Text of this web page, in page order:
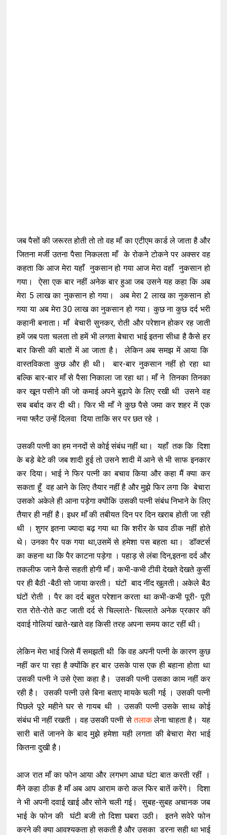
जब पैसों की जरूरत होती तो तो वह माँ का एटीएम कार्ड ले जाता है और
जितना मर्जी उतना पैसा निकलता माँ के रोकने टोकने पर अक्सर वह
कहता कि आज मेरा यहाँ नुकसान हो गया आज मेरा वहाँ नुकसान हो
गया। ऐसा एक बार नहीं अनेक बार हुआ जब उसने यह कहा कि अब
मेरा 5 लाख का नुकसान हो गया। अब मेरा 2 लाख का नुकसान हो
गया या अब मेरा 30 लाख का नुकसान हो गया। कुछ ना कुछ दर्द भरी
कहानी बनाता। माँ बेचारी सुनकर, रोती और परेशान होकर रह जाती
हमें जब पता चलता तो हमें भी लगता बेचारा भाई इतना सीधा है कैसे हर
बार किसी की बातों में आ जाता है। लेकिन अब समझ में आया कि
वास्तविकता कुछ और ही थी। बार-बार नुकसान नहीं हो रहा था
बल्कि बार-बार माँ से पैसा निकाला जा रहा था। माँ ने तिनका तिनका
कर खून पसीने की जो कमाई अपने बुढ़ापे के लिए रखी थी उसने वह
सब बर्बाद कर दी थी। फिर भी माँ ने कुछ पैसे जमा कर शहर में एक
नया फ्लैट उन्हें दिलवा दिया ताकि सर पर छत रहे ।
उसकी पत्नी का हम ननदों से कोई संबंध नहीं था। यहाँ तक कि दिशा
के बड़े बेटे की जब शादी हुई तो उसने शादी में आने से भी साफ इनकार
कर दिया। भाई ने फिर पत्नी का बचाव किया और कहा मैं क्या कर
सकता हूँ वह आने के लिए तैयार नहीं है और मुझे फिर लगा कि बेचारा
उसको अकेले ही आना पड़ेगा क्योंकि उसकी पत्नी संबंध निभाने के लिए
तैयार ही नहीं है। इधर माँ की तबीयत दिन पर दिन खराब होती जा रही
थी । शुगर इतना ज्यादा बढ़ गया था कि शरीर के घाव ठीक नहीं होते
थे। उनका पैर पक गया था,उसमें से हमेशा पस बहता था। डॉक्टर्स
का कहना था कि पैर काटना पड़ेगा । पहाड़ से लंबा दिन,इतना दर्द और
तकलीफ जाने कैसे सहती होगी माँ। कभी-कभी टीवी देखते देखते कुर्सी
पर ही बैठी -बैठी सो जाया करती। घंटों बाद नींद खुलती। अकेले बैठ
घंटों रोती । पैर का दर्द बहुत परेशान करता था कभी-कभी पूरी- पूरी
रात रोते-रोते कट जाती दर्द से चिल्लाते- चिल्लाते अनेक प्रकार की
दवाई गोलियां खाते-खाते वह किसी तरह अपना समय काट रहीं थी।
लेकिन मेरा भाई जिसे मैं समझती थी कि वह अपनी पत्नी के कारण कुछ
नहीं कर पा रहा है क्योंकि हर बार उसके पास एक ही बहाना होता था
उसकी पत्नी ने उसे ऐसा कहा है। उसकी पत्नी उसका काम नहीं कर
रही है। उसकी पत्नी उसे बिना बताए मायके चली गई । उसकी पत्नी
पिछले पूरे महीने घर से गायब थी । उसकी पत्नी उसके साथ कोई
संबंध भी नहीं रखती । वह उसकी पत्नी सेतलाकलेना चाहता है। यह
सारी बातें जानने के बाद मुझे हमेशा यही लगता की बेचारा मेरा भाई
कितना दुखी है।
आज रात माँ का फोन आया और लगभग आधा घंटा बात करती रहीं ।
मैंने कहा ठीक है माँ अब आप आराम करो कल फिर बातें करेंगे। दिशा
ने भी अपनी दवाई खाई और सोने चली गई। सुबह-सुबह अचानक जब
भाई के फोन की घंटी बजी तो दिशा घबरा उठी। इतने सवेरे फोन
करने की क्या आवश्यकता हो सकती है और उसका डरना सही था भाई